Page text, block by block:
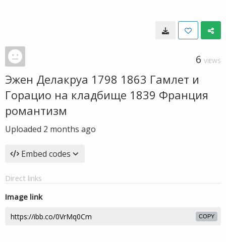
6 VIEWS
Эжен Делакруа 1798 1863 Гамлет и
Горацио на кладбище 1839 Франция
романтизм
Uploaded 2 months ago
Embed codes
Direct links
Image link
COPY